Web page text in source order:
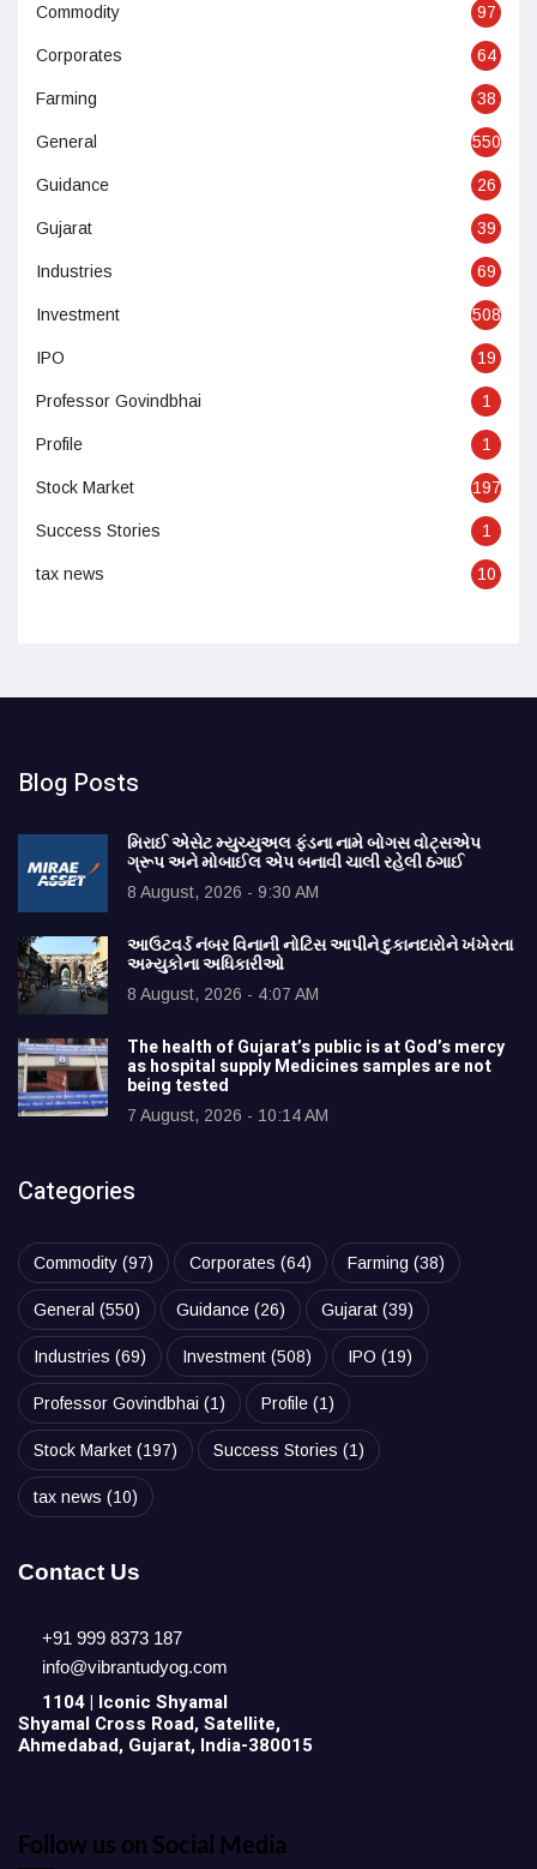
Commodity 97
Corporates 64
Farming 38
General 550
Guidance 26
Gujarat 39
Industries 69
Investment 508
IPO 19
Professor Govindbhai 1
Profile 1
Stock Market 197
Success Stories 1
tax news 10
Blog Posts
મિરાઈ એસેટ મ્યુચ્યુઅલ ફંડના નામે બોગસ વોટ્સએપ
ગ્રૂપ અને મોબાઈલ એપ બનાવી ચાલી રહેલી ઠગાઈ
8 August, 2026 - 9:30 AM
આઉટવર્ડ નંબર વિનાની નોટિસ આપીને દુકાનદારોને ખંખેરતા
અમ્યુકોના અધિકારીઓ
8 August, 2026 - 4:07 AM
The health of Gujarat’s public is at God’s mercy
as hospital supply Medicines samples are not
being tested
7 August, 2026 - 10:14 AM
Categories
Commodity (97) Corporates (64) Farming (38)
General (550) Guidance (26) Gujarat (39)
Industries (69) Investment (508) IPO (19)
Professor Govindbhai (1) Profile (1)
Stock Market (197) Success Stories (1)
tax news (10)
Contact Us
+91 999 8373 187
info@vibrantudyog.com
1104 | Iconic Shyamal
Shyamal Cross Road, Satellite,
Ahmedabad, Gujarat, India-380015
Follow us on Social Media